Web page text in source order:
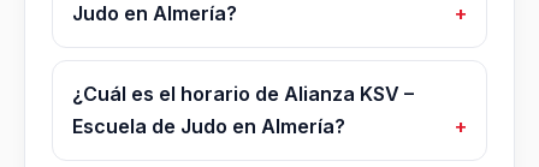
Judo en Almería?
¿Cuál es el horario de Alianza KSV –
Escuela de Judo en Almería?